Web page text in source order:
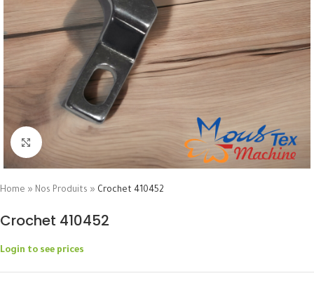
Click to enlarge
Home » Nos Produits » Crochet 410452
Crochet 410452
Login to see prices